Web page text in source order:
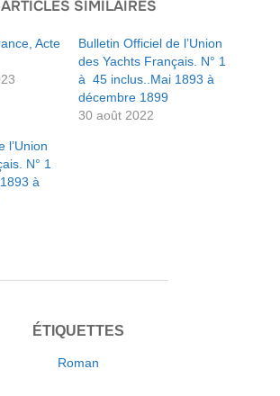
ARTICLES SIMILAIRES
Acte
Bulletin Officiel de l’Union
des Yachts Français. N° 1
à 45 inclus..Mai 1893 à
décembre 1899
30 août 2022
l’Union
N° 1
à
ÉTIQUETTES
Roman